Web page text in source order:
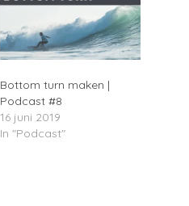
Bottom turn maken |
Podcast #8
16 juni 2019
In "Podcast"